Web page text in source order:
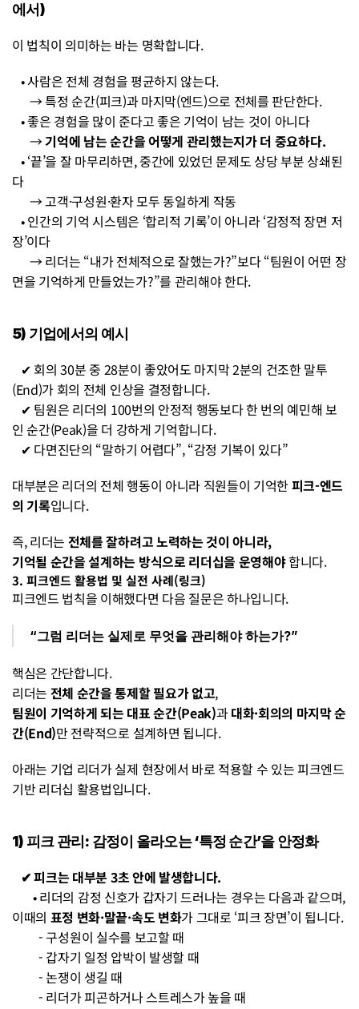
에서)
이 법칙이 의미하는 바는 명확합니다.
   • 사람은 전체 경험을 평균하지 않는다.
      → 특정 순간(피크)과 마지막(엔드)으로 전체를 판단한다.
   • 좋은 경험을 많이 준다고 좋은 기억이 남는 것이 아니다
      →
기억에 남는 순간을 어떻게 관리했는지가 더 중요하다.
   • ‘끝’을 잘 마무리하면, 중간에 있었던 문제도 상당 부분 상쇄된
다
      → 고객·구성원·환자 모두 동일하게 작동
   • 인간의 기억 시스템은 ‘합리적 기록’이 아니라 ‘감정적 장면 저
장’이다
      → 리더는 “내가 전체적으로 잘했는가?”보다 “팀원이 어떤 장
면을 기억하게 만들었는가?”를 관리해야 한다.
5) 기업에서의 예시
(End)가 회의 전체 인상을 결정합니다.
인 순간(Peak)을 더 강하게 기억합니다.
   ✔ 다면진단의 “말하기 어렵다”, “감정 기복이 있다”
대부분은 리더의 전체 행동이 아니라 직원들이 기억한 피크-엔드
의 기록입니다.
즉, 리더는 전체를 잘하려고 노력하는 것이 아니라,
기억될 순간을 설계하는 방식으로 리더십을 운영해야 합니다.
3. 피크엔드 활용법 및 실전 사례(링크)
피크엔드 법칙을 이해했다면 다음 질문은 하나입니다.
“그럼 리더는 실제로 무엇을 관리해야 하는가?”
핵심은 간단합니다.
리더는 전체 순간을 통제할 필요가 없고,
팀원이 기억하게 되는 대표 순간(Peak)과 대화·회의의 마지막 순
간(End)만 전략적으로 설계하면 됩니다.
아래는 기업 리더가 실제 현장에서 바로 적용할 수 있는 피크엔드
기반 리더십 활용법입니다.
1) 피크 관리: 감정이 올라오는 ‘특정 순간’을 안정화
✔︎ 피크는 대부분 3초 안에 발생합니다.
• 리더의 감정 신호가 갑자기 드러나는 경우는 다음과 같으며,
이때의 표정 변화·말끝·속도 변화가 그대로 ‘피크 장면’이 됩니다.
         - 구성원이 실수를 보고할 때
         - 갑자기 일정 압박이 발생할 때
         - 논쟁이 생길 때
         - 리더가 피곤하거나 스트레스가 높을 때